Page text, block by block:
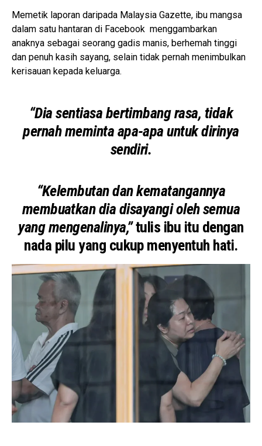
Memetik laporan daripada Malaysia Gazette, ibu mangsa
dalam satu hantaran di Facebook menggambarkan
anaknya sebagai seorang gadis manis, berhemah tinggi
dan penuh kasih sayang, selain tidak pernah menimbulkan
kerisauan kepada keluarga.
“Dia sentiasa bertimbang rasa, tidak
pernah meminta apa-apa untuk dirinya
sendiri.
“Kelembutan dan kematangannya
membuatkan dia disayangi oleh semua
yang mengenalinya,”tulis ibu itu dengan
nada pilu yang cukup menyentuh hati.